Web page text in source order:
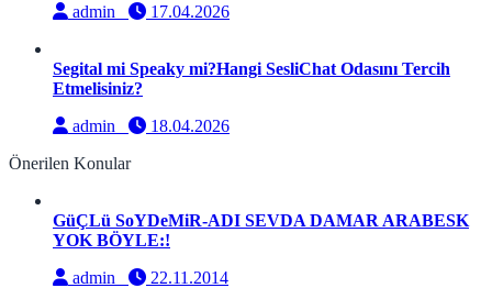
admin
17.04.2026
Segital mi Speaky mi?Hangi SesliChat Odasını Tercih
Etmelisiniz?
admin
18.04.2026
Önerilen Konular
GüÇLü SoYDeMiR-ADI SEVDA DAMAR ARABESK
YOK BÖYLE:!
admin
22.11.2014